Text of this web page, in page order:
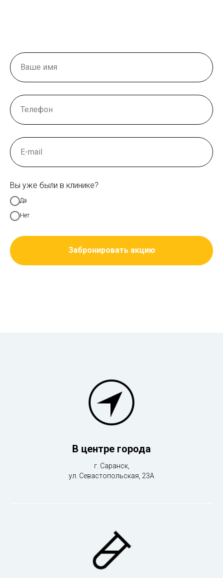
Вы уже были в клинике?
Да
Нет
Забронировать акцию
В центре города
г. Саранск,
ул. Севастопольская, 23А